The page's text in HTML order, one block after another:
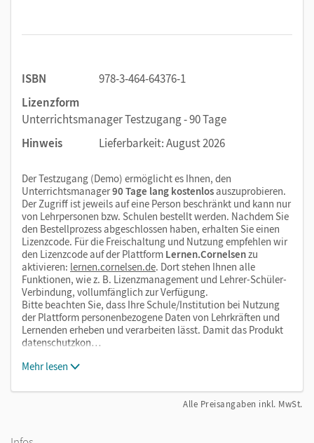
ISBN
978-3-464-64376-1
Lizenzform
Unterrichtsmanager Testzugang - 90 Tage
Hinweis
Lieferbarkeit: August 2026
Der Testzugang (Demo) ermöglicht es Ihnen, den
Unterrichtsmanager90 Tage lang kostenlosauszuprobieren.
Der Zugriff ist jeweils auf eine Person beschränkt und kann nur
von Lehrpersonen bzw. Schulen bestellt werden. Nachdem Sie
den Bestellprozess abgeschlossen haben, erhalten Sie einen
Lizenzcode. Für die Freischaltung und Nutzung empfehlen wir
den Lizenzcode auf der Plattform Lernen.Cornelsenzu
aktivieren: lernen.cornelsen.de. Dort stehen Ihnen alle
Funktionen, wie z. B. Lizenzmanagement und Lehrer-Schüler-
Verbindung, vollumfänglich zur Verfügung.
Bitte beachten Sie, dass Ihre Schule/Institution bei Nutzung
der Plattform personenbezogene Daten von Lehrkräften und
Lernenden erheben und verarbeiten lässt. Damit das Produkt
datenschutzkon…
Mehr lesen
Alle Preisangaben inkl. MwSt.